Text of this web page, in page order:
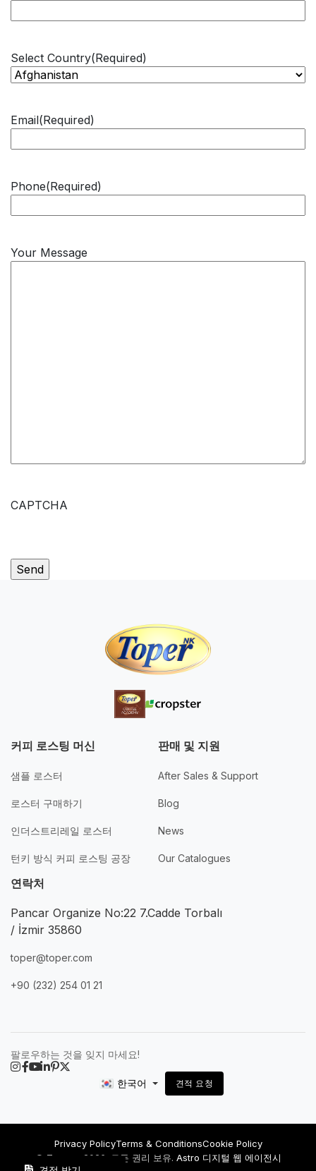
Select Country(Required)
Email(Required)
Phone(Required)
Your Message
CAPTCHA
커피 로스팅 머신
샘플 로스터
로스터 구매하기
인더스트리레일 로스터
턴키 방식 커피 로스팅 공장
판매 및 지원
After Sales & Support
Blog
News
Our Catalogues
연락처
Pancar Organize No:22 7.Cadde Torbalı
/ İzmir 35860
toper@toper.com
+90 (232) 254 01 21
팔로우하는 것을 잊지 마세요!
한국어 견적 요청
Privacy PolicyTerms & ConditionsCookie Policy
© Toper – 2026. 모든 권리 보유. Astro 디지털 웹 에이전시